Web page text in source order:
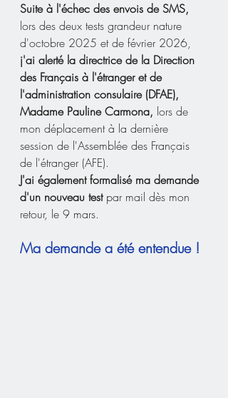
Suite à l'échec des envois de SMS,
lors des deux tests grandeur nature
d'octobre 2025 et de février 2026,
j'ai alerté la directrice de la Direction
des Français à l'étranger et de
l'administration consulaire (DFAE),
Madame Pauline Carmona, lors de
mon déplacement à la dernière
session de l'Assemblée des Français
de l'étranger (AFE).
J'ai également formalisé ma demande
d'un nouveau test par mail dès mon
retour, le 9 mars.
Ma demande a été entendue !